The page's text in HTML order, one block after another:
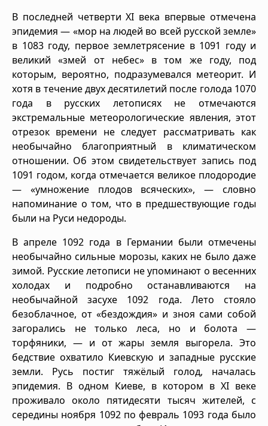
В последней четверти XI века впервые отмечена
эпидемия — «мор на людей во всей русской земле»
в 1083 году, первое землетрясение в 1091 году и
великий «змей от небес» в том же году, под
которым, вероятно, подразумевался метеорит. И
хотя в течение двух десятилетий после голода 1070
года в русских летописях не отмечаются
экстремальные метеорологические явления, этот
отрезок времени не следует рассматривать как
необычайно благоприятный в климатическом
отношении. Об этом свидетельствует запись под
1091 годом, когда отмечается великое плодородие
— «умножение плодов всяческих», — словно
напоминание о том, что в предшествующие годы
были на Руси недороды.
В апреле 1092 года в Германии были отмечены
необычайно сильные морозы, каких не было даже
зимой. Русские летописи не упоминают о весенних
холодах и подробно останавливаются на
необычайной засухе 1092 года. Лето стояло
безоблачное, от «бездождия» и зноя сами собой
загорались не только леса, но и болота —
торфяники, — и от жары земля выгорела. Это
бедствие охватило Киевскую и западные русские
земли. Русь постиг тяжёлый голод, началась
эпидемия. В одном Киеве, в котором в XI веке
проживало около пятидесяти тысяч жителей, с
середины ноября 1092 по февраль 1093 года было